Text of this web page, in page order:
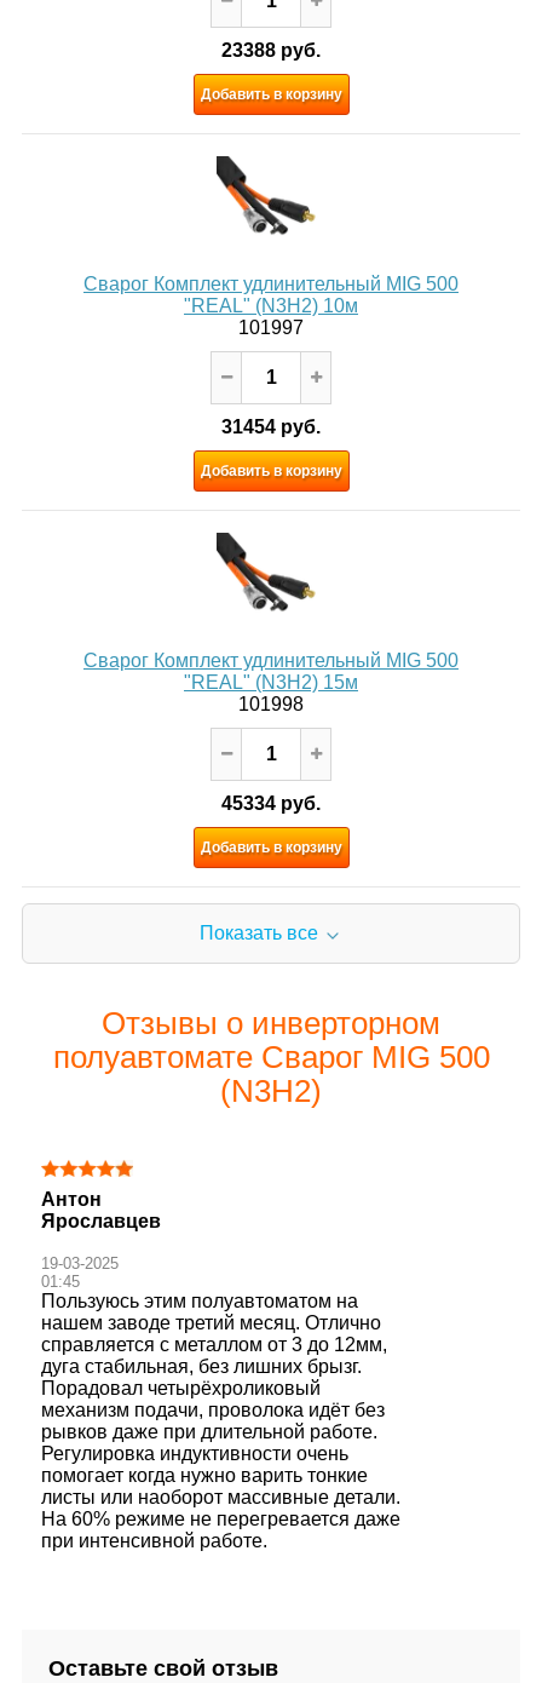
23388 руб.
Добавить в корзину
Сварог Комплект удлинительный MIG 500
"REAL" (N3H2) 10м
101997
31454 руб.
Добавить в корзину
Сварог Комплект удлинительный MIG 500
"REAL" (N3H2) 15м
101998
45334 руб.
Добавить в корзину
Показать все
Отзывы о инверторном
полуавтомате Сварог MIG 500
(N3H2)
Антон
Ярославцев
19-03-2025
01:45
Пользуюсь этим полуавтоматом на
нашем заводе третий месяц. Отлично
справляется с металлом от 3 до 12мм,
дуга стабильная, без лишних брызг.
Порадовал четырёхроликовый
механизм подачи, проволока идёт без
рывков даже при длительной работе.
Регулировка индуктивности очень
помогает когда нужно варить тонкие
листы или наоборот массивные детали.
На 60% режиме не перегревается даже
при интенсивной работе.
Оставьте свой отзыв